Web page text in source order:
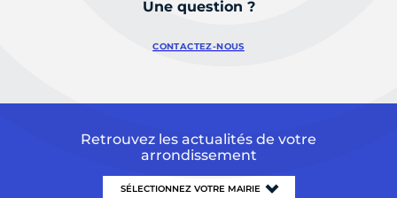
Une question ?
CONTACTEZ-NOUS
Retrouvez les actualités de votre
arrondissement